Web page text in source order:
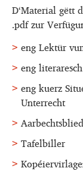
D‘Material gëtt
.pdf zur
eng Lektür
eng
eng kuerz
Unterrecht
Tafelbiller